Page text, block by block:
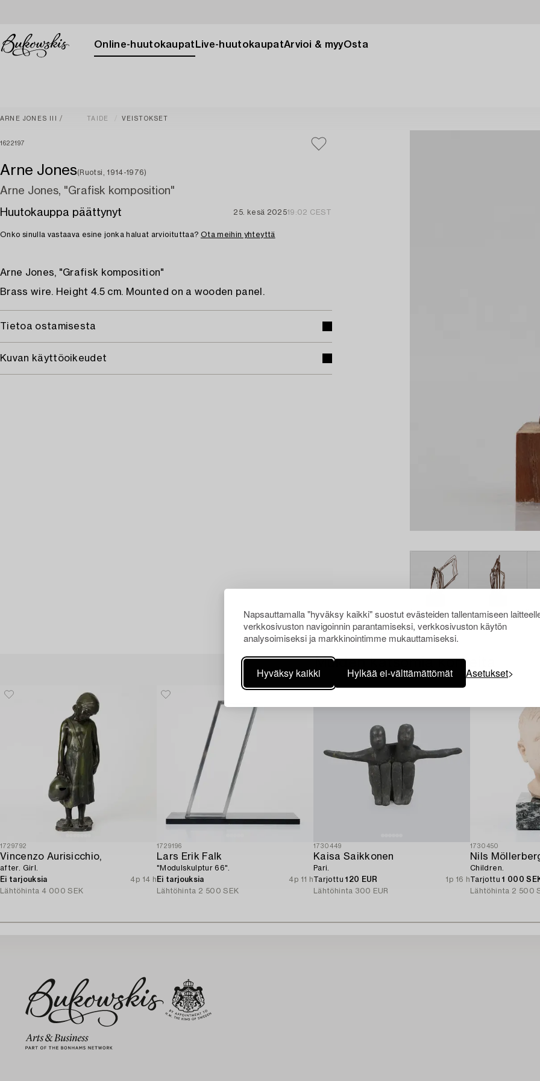
Napsauttamalla "hyväksy kaikki" suostut evästeiden tallentamiseen
verkkosivuston navigoinnin parantamiseksi, verkkosivuston käytön
analysoimiseksi ja markkinointimme mukauttamiseksi.
Hyväksy kaikki Hylkää ei-välttämättömät Asetukset
Online-huutokaupat Live-huutokaupatArvioi & myyOsta
ARNE JONES III TAIDE VEISTOKSET
1622197
Arne Jones(Ruotsi, 1914-1976)
Arne Jones, "Grafisk komposition"
Huutokauppa päättynyt
25. kesä 202519:02 CEST
Onko sinulla vastaava esine jonka haluat arvioituttaa? Ota meihin yhteyttä
Arne Jones, "Grafisk komposition"
Brass wire. Height 4.5 cm. Mounted on a wooden panel.
Tietoa ostamisesta
Kuvan käyttöoikeudet
Muiden katsomia kohteita
1729792
Vincenzo Aurisicchio,
after. Girl.
Ei tarjouksia
4p 14 h
Lähtöhinta 4 000 SEK
1729196
Lars Erik Falk
"Modulskulptur 66".
Ei tarjouksia
4p 11 h
Lähtöhinta 2 500 SEK
1730449
Kaisa Saikkonen
Pari.
Tarjottu120 EUR
1p 16 h
Lähtöhinta 300 EUR
1730450
Nils
Children.
Tarjottu1 000
Lähtöhinta 2 500